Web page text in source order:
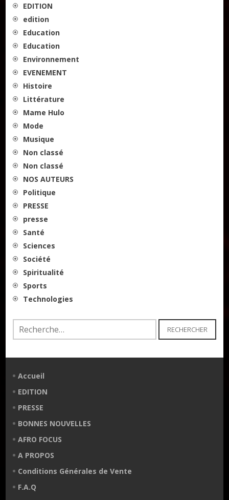
EDITION
edition
Education
Education
Environnement
EVENEMENT
Histoire
Littérature
Mame Hulo
Mode
Musique
Non classé
Non classé
NOS AUTEURS
Politique
PRESSE
presse
Santé
Sciences
Société
Spiritualité
Sports
Technologies
Rechercher :
Accueil
EDITION
PRESSE
BONNES NOUVELLES
AFRO FOCUS
A PROPOS
Conditions Générales de Vente
F.A.Q